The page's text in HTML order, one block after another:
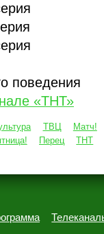
поведения
«ТНТ»
ТВЦ
Матч!
Перец ТНТ